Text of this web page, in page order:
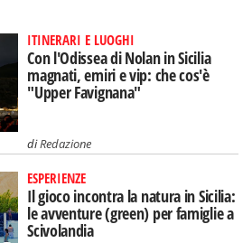
ITINERARI E LUOGHI
Con l'Odissea di Nolan in Sicilia
magnati, emiri e vip: che cos'è
"Upper Favignana"
diRedazione
ESPERIENZE
Il gioco incontra la natura in Sicilia:
le avventure (green) per famiglie a
Scivolandia